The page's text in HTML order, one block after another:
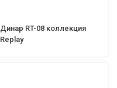
Динар RT-08 коллекция
Replay